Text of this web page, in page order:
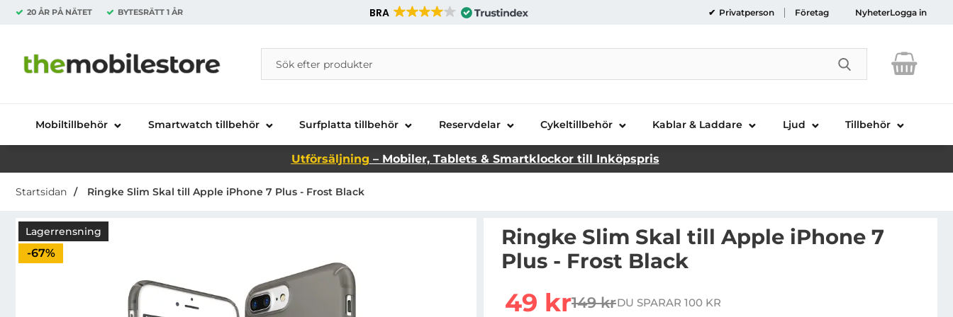
20 ÅR PÅ NÄTET BYTESRÄTT 1 ÅR BRA Privatperson Företag NyheterLogga in
Startsidan för Danira Telecom AB
Sök
Sök på Danira Telecom AB
Genomför
Mobiltillbehör Smartwatch tillbehör Surfplatta tillbehör Reservdelar Cykeltillbehör Kablar & Laddare Ljud Tillbehör
Utförsäljning – Mobiler, Tablets & Smartklockor till Inköpspris
Startsidan Ringke Slim Skal till Apple iPhone 7 Plus - Frost Black
Lagerrensning
Priset är nedsatt med
-67%
Ringke Slim Skal till Apple iPhone 7
Plus - Frost Black
rea pris
49 krtidigare pris
149 krDU SPARAR 100 KR